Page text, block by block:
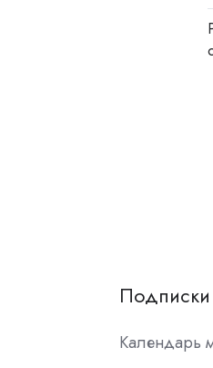
Календарь